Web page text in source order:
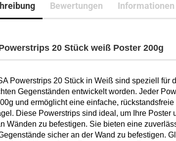
Bewertungen
20 Stück weiß Poster 200g
Powerstrips 20 Stück in Weiß sind speziell für
Gegenständen entwickelt worden. Jeder
und ermöglicht eine einfache,
Diese Powerstrips sind ideal, um Ihre Poster
Wänden zu befestigen. Sie bieten eine
sicher an der Wand zu befestigen.